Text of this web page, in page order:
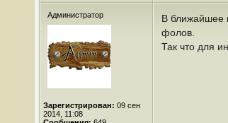
Администратор
Зарегистрирован: 09 сен
2014, 11:08
В ближайшее
фолов.
Так что для